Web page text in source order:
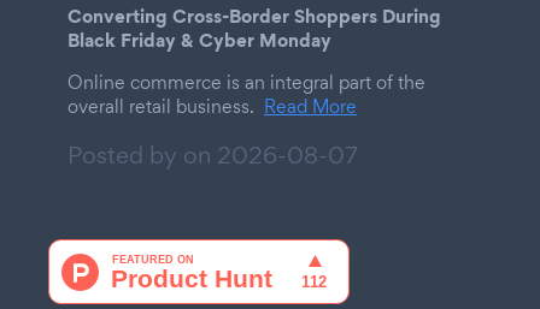
Converting Cross-Border Shoppers During
Black Friday & Cyber Monday
Online commerce is an integral part of the
overall retail business. Read More
Posted by on 2026-08-07